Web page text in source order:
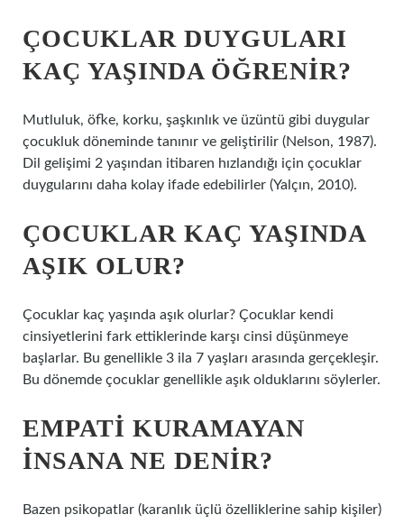
ÇOCUKLAR DUYGULARI
KAÇ YAŞINDA ÖĞRENIR?
Mutluluk, öfke, korku, şaşkınlık ve üzüntü gibi duygular
çocukluk döneminde tanınır ve geliştirilir (Nelson, 1987).
Dil gelişimi 2 yaşından itibaren hızlandığı için çocuklar
duygularını daha kolay ifade edebilirler (Yalçın, 2010).
ÇOCUKLAR KAÇ YAŞINDA
AŞIK OLUR?
Çocuklar kaç yaşında aşık olurlar? Çocuklar kendi
cinsiyetlerini fark ettiklerinde karşı cinsi düşünmeye
başlarlar. Bu genellikle 3 ila 7 yaşları arasında gerçekleşir.
Bu dönemde çocuklar genellikle aşık olduklarını söylerler.
EMPATI KURAMAYAN
INSANA NE DENIR?
Bazen psikopatlar (karanlık üçlü özelliklerine sahip kişiler)